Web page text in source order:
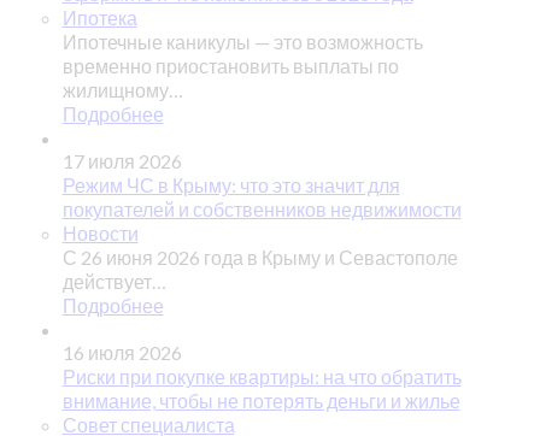
Ипотека
Ипотечные каникулы — это возможность
временно приостановить выплаты по
жилищному…
Подробнее
17 июля 2026
Режим ЧС в Крыму: что это значит для
покупателей и собственников недвижимости
Новости
С 26 июня 2026 года в Крыму и Севастополе
действует…
Подробнее
16 июля 2026
Риски при покупке квартиры: на что обратить
внимание, чтобы не потерять деньги и жилье
Совет специалиста